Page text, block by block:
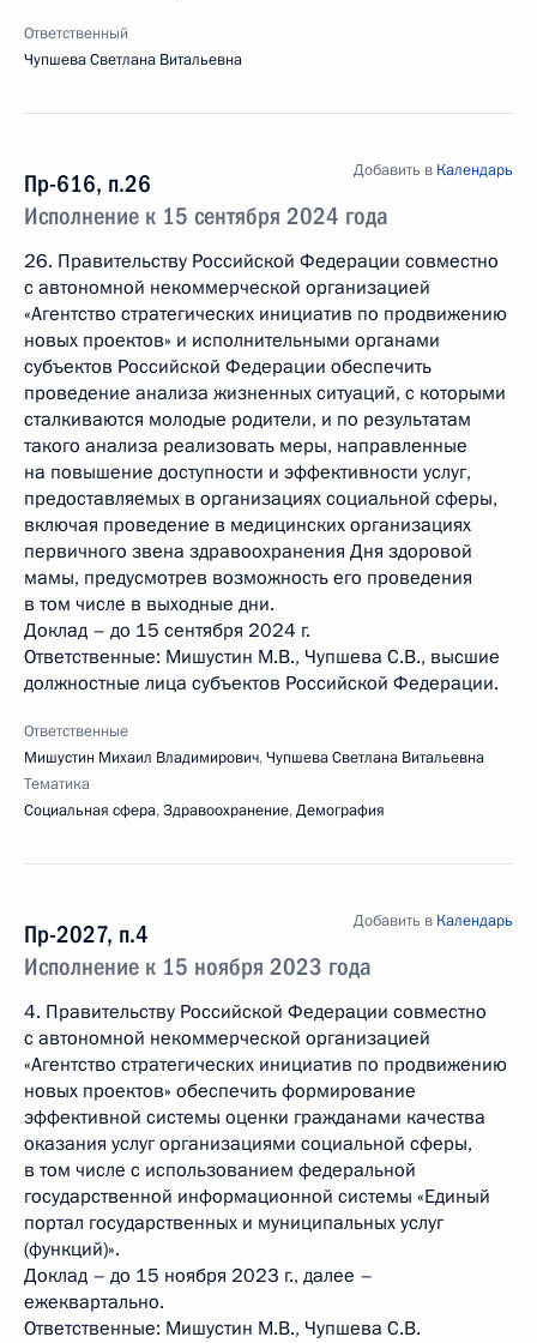
Ответственный
Чупшева Светлана Витальевна
Пр-616, п.26
Исполнение к 15 сентября 2024 года
Добавить в Календарь
26. Правительству Российской Федерации совместно
с автономной некоммерческой организацией
«Агентство стратегических инициатив по продвижению
новых проектов» и исполнительными органами
субъектов Российской Федерации обеспечить
проведение анализа жизненных ситуаций, с которыми
сталкиваются молодые родители, и по результатам
такого анализа реализовать меры, направленные
на повышение доступности и эффективности услуг,
предоставляемых в организациях социальной сферы,
включая проведение в медицинских организациях
первичного звена здравоохранения Дня здоровой
мамы, предусмотрев возможность его проведения
в том числе в выходные дни.
Доклад – до 15 сентября 2024 г.
Ответственные: Мишустин М.В., Чупшева С.В., высшие
должностные лица субъектов Российской Федерации.
Ответственные
Мишустин Михаил Владимирович,Чупшева Светлана Витальевна
Тематика
Социальная сфера,Здравоохранение,Демография
Пр-2027, п.4
Исполнение к 15 ноября 2023 года
Добавить в Календарь
4. Правительству Российской Федерации совместно
с автономной некоммерческой организацией
«Агентство стратегических инициатив по продвижению
новых проектов» обеспечить формирование
эффективной системы оценки гражданами качества
оказания услуг организациями социальной сферы,
в том числе с использованием федеральной
государственной информационной системы «Единый
портал государственных и муниципальных услуг
(функций)».
Доклад – до 15 ноября 2023 г., далее –
ежеквартально.
Ответственные: Мишустин М.В., Чупшева С.В.